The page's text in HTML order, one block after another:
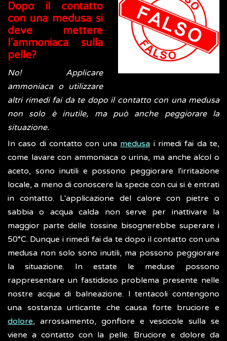
Dopo il contatto
con una medusa si
deve mettere
l’ammoniaca sulla
pelle?
No! Applicare
ammoniaca o utilizzare
altri rimedi fai da te dopo il contatto con una medusa
non solo è inutile, ma può anche peggiorare la
situazione.
In caso di contatto con una medusa i rimedi fai da te,
come lavare con ammoniaca o urina, ma anche alcol o
aceto, sono inutili e possono peggiorare l'irritazione
locale, a meno di conoscere la specie con cui si è entrati
in contatto. L'applicazione del calore con pietre o
sabbia o acqua calda non serve per inattivare la
maggior parte delle tossine bisognerebbe superare i
50°C. Dunque i rimedi fai da te dopo il contatto con una
medusa non solo sono inutili, ma possono peggiorare
la situazione. In estate le meduse possono
rappresentare un fastidioso problema presente nelle
nostre acque di balneazione. I tentacoli contengono
una sostanza urticante che causa forte bruciore e
dolore, arrossamento, gonfiore e vescicole sulla se
viene a contatto con la pelle. Bruciore e dolore da